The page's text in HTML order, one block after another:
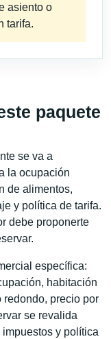
asiento o
tarifa.
paquete
se va a
la ocupación
de alimentos,
y política de tarifa.
debe proponerte
específica:
habitación
precio por
se revalida
y política